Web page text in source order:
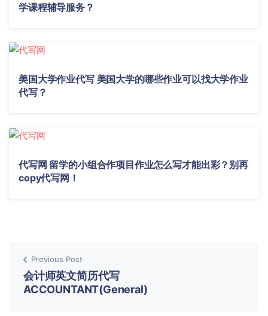
学课程辅导服务？
美国大学作业代写 美国大学的哪些作业可以找大学作业
代写？
代写网 留学的小组合作项目作业怎么写才能出彩？别再
copy代写网！
Previous Post
会计师英文简历代写
ACCOUNTANT(General)